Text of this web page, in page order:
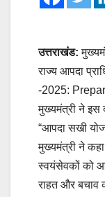
उत्तराखंड:
राज्य आपदा
-2025:
मुख्यमंत्री ने इस
“आपदा सखी
मुख्यमंत्री ने
स्वयंसेवकों को
राहत और बचाव